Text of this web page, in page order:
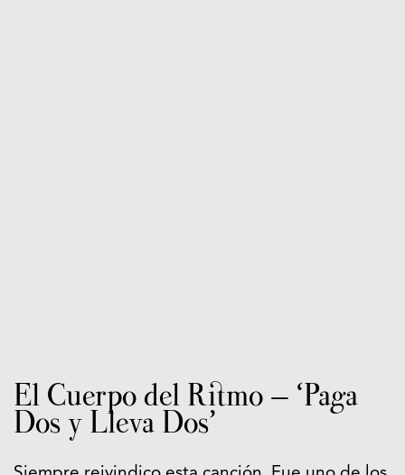
El Cuerpo del Ritmo – ‘Paga
Dos y Lleva Dos’